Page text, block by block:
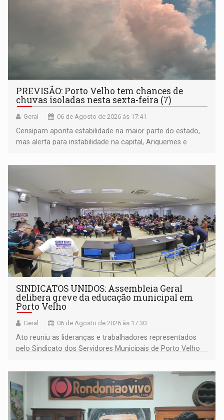
PREVISÃO: Porto Velho tem chances de
chuvas isoladas nesta sexta-feira (7)
Geral 06 de Agosto de 2026 às 17:41
Censipam aponta estabilidade na maior parte do estado,
mas alerta para instabilidade na capital, Ariquemes e
SINDICATOS UNIDOS: Assembleia Geral
delibera greve da educação municipal em
Porto Velho
Geral 06 de Agosto de 2026 às 17:30
Ato reuniu as lideranças e trabalhadores representados
pelo Sindicato dos Servidores Municipais de Porto Velho